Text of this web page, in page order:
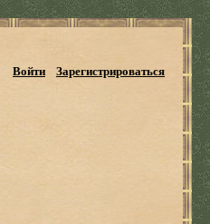
Войти Зарегистрироваться